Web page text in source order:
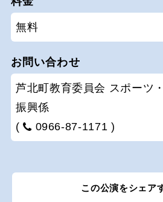
無料
お問い合わせ
芦北町教育委員会 スポーツ
振興係
(
0966-87-1171 )
この公演をシェア